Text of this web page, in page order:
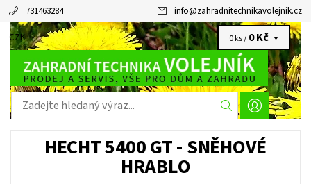
731463284 info@zahradnitechnikavolejnik.cz
CZK 0 ks / 0 Kč
HECHT 5400 GT - SNĚHOVÉ
HRABLO